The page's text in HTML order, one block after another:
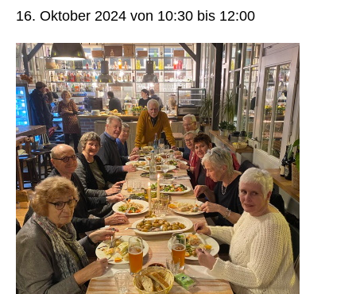
16. Oktober 2024 von 10:30 bis 12:00